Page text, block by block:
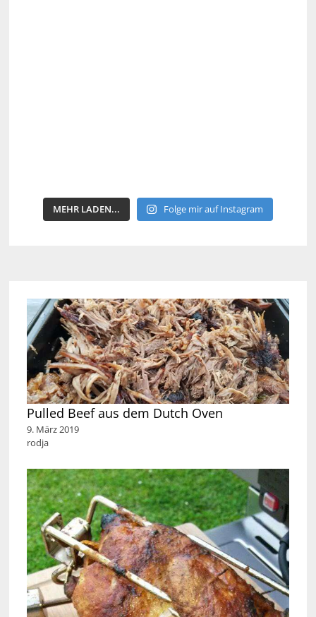
MEHR LADEN... Folge mir auf Instagram
Pulled Beef aus dem Dutch Oven
9. März 2019
rodja